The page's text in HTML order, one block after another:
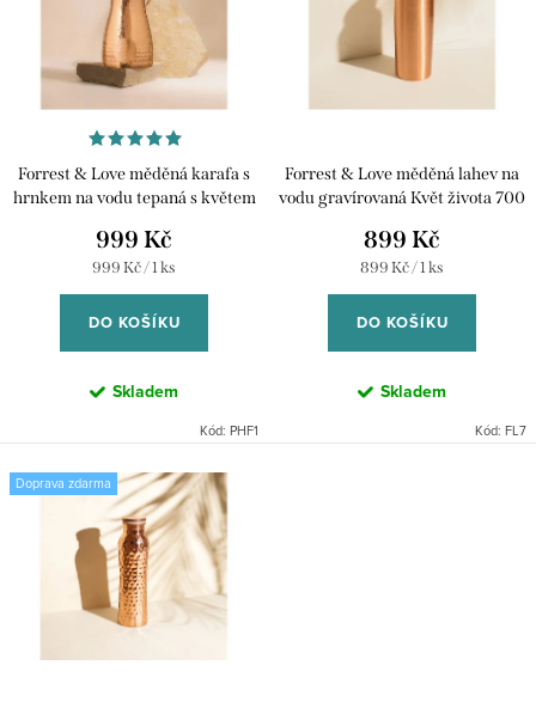
u
k
Abecedně
o
Forrest & Love měděná karafa s
hrnkem na vodu tepaná s květem
999 Kč
Měrná
cena:
999 Kč / 1 ks
DO KOŠÍKU
Skladem
Kód: PHF1
Forrest & Love měděná lahev na
vodu gravírovaná Květ života 700
899 Kč
Měrná
cena:
899 Kč / 1 ks
DO KOŠÍKU
Skladem
Kód: FL7
Doprava zdarma